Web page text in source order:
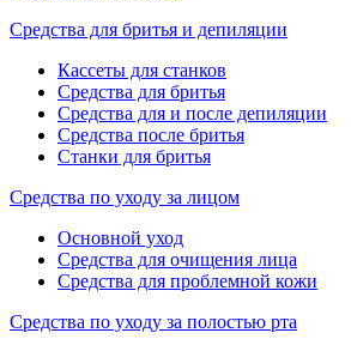
Средства для бритья и депиляции
Кассеты для станков
Средства для бритья
Средства для и после депиляции
Средства после бритья
Станки для бритья
Средства по уходу за лицом
Основной уход
Средства для очищения лица
Средства для проблемной кожи
Средства по уходу за полостью рта